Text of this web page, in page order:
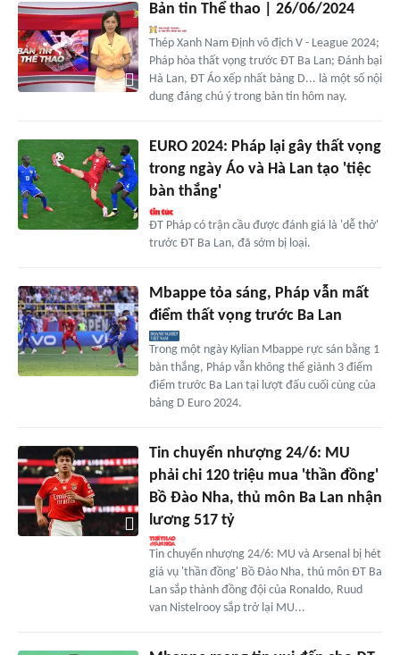
Bản tin Thể thao | 26/06/2024
Thép Xanh Nam Định vô địch V - League 2024;
Pháp hòa thất vọng trước ĐT Ba Lan; Đánh bại
Hà Lan, ĐT Áo xếp nhất bảng D... là một số nội
dung đáng chú ý trong bản tin hôm nay.
EURO 2024: Pháp lại gây thất vọng
trong ngày Áo và Hà Lan tạo 'tiệc
bàn thắng'
ĐT Pháp có trận cầu được đánh giá là 'dễ thở'
trước ĐT Ba Lan, đã sớm bị loại.
Mbappe tỏa sáng, Pháp vẫn mất
điểm thất vọng trước Ba Lan
Trong một ngày Kylian Mbappe rực sán bằng 1
bàn thắng, Pháp vẫn không thể giành 3 điểm
điểm trước Ba Lan tại lượt đấu cuối cùng của
bảng D Euro 2024.
Tin chuyển nhượng 24/6: MU
phải chi 120 triệu mua 'thần đồng'
Bồ Đào Nha, thủ môn Ba Lan nhận
lương 517 tỷ
Tin chuyển nhượng 24/6: MU và Arsenal bị hét
giá vụ 'thần đồng' Bồ Đào Nha, thủ môn ĐT Ba
Lan sắp thành đồng đội của Ronaldo, Ruud
van Nistelrooy sắp trở lại MU...